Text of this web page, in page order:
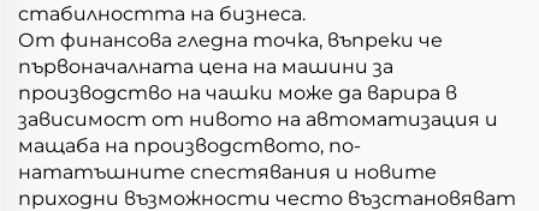
стабилността на бизнеса.
От финансова гледна точка, въпреки че
първоначалната цена на машини за
производство на чашки може да варира в
зависимост от нивото на автоматизация и
мащаба на производството, по-
нататъшните спестявания и новите
приходни възможности често възстановяват